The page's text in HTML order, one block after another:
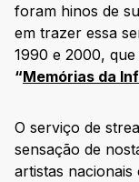
foram hinos de
em trazer essa
1990 e 2000,
“Memórias da
O serviço de
sensação de
artistas